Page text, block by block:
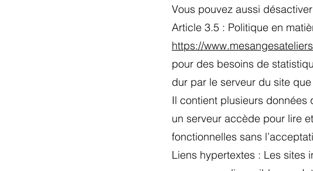
Vous pouvez aussi
Article 3.5 : Politique en
https://
pour des besoins de
dur par le serveur du site
Il contient plusieurs données
un serveur accède pour lire
fonctionnelles sans
Liens hypertextes : Les sites